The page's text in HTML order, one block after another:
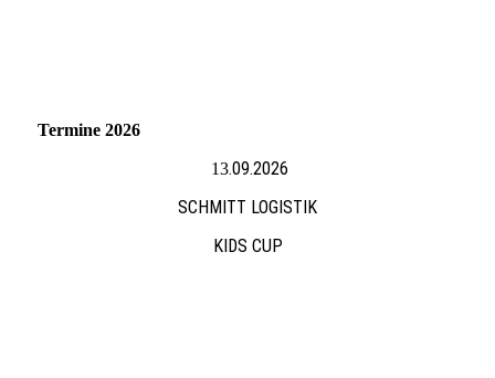
Termine 2026
13.09.2026
SCHMITT LOGISTIK
KIDS CUP